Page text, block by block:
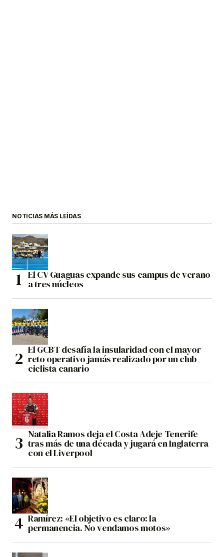
NOTICIAS MÁS LEÍDAS
El CV Guaguas expande sus campus de verano
a tres núcleos
El GCBT desafía la insularidad con el mayor
reto operativo jamás realizado por un club
ciclista canario
Natalia Ramos deja el Costa Adeje Tenerife
tras más de una década y jugará en Inglaterra
con el Liverpool
Ramírez: «El objetivo es claro: la
permanencia. No vendamos motos»